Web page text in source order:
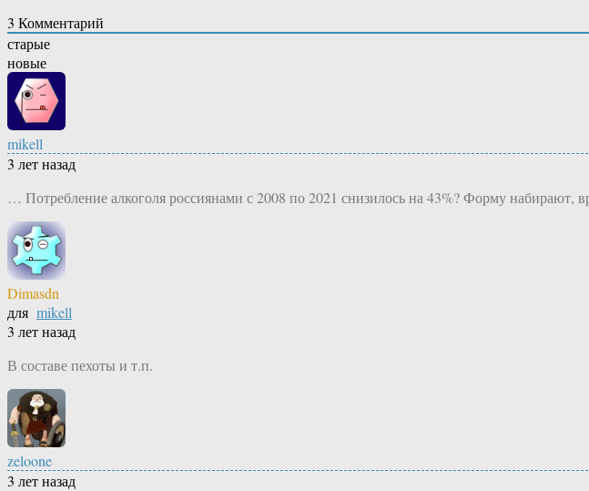
3 Комментарий
старые
новые
mikell
3 лет назад
… Потребление алкоголя россиянами с 2008 по 2021 снизилось на 43%? Форму набирают,
Dimasdn
для mikell
3 лет назад
В составе пехоты и т.п.
zeloone
3 лет назад